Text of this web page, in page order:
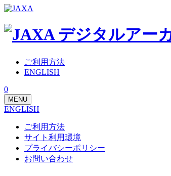
ご利用方法
ENGLISH
0
MENU
ENGLISH
ご利用方法
サイト利用環境
プライバシーポリシー
お問い合わせ